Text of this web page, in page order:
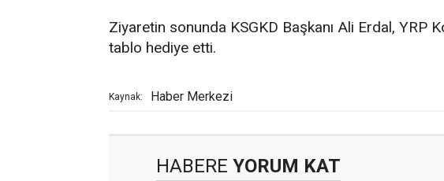
Ziyaretin sonunda KSGKD Başkanı Ali Erdal, YRP
tablo hediye etti.
Kaynak: Haber Merkezi
HABERE YORUM KAT